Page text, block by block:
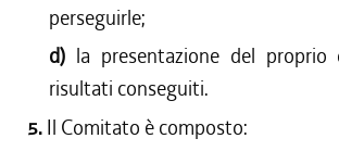
perseguirle;
d) la presentazione del
risultati conseguiti.
5. Il Comitato è composto: